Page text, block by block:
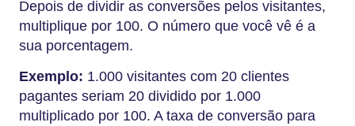
Depois de dividir as conversões pelos visitantes,
multiplique por 100. O número que você vê é a
sua porcentagem.
Exemplo: 1.000 visitantes com 20 clientes
pagantes seriam 20 dividido por 1.000
multiplicado por 100. A taxa de conversão para